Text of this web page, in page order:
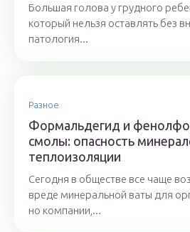
Большая голова у грудного
который нельзя оставлять без
патология...
Разное
Формальдегид и
смолы: опасность
теплоизоляции
Сегодня в обществе все чаще
вреде минеральной ваты для
но компании,...